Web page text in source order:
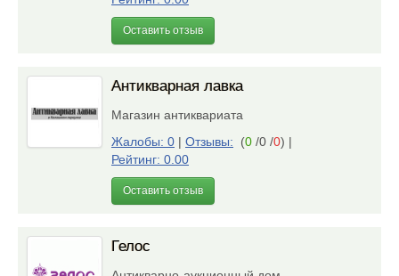
Оставить отзыв
Антикварная лавка
Магазин антиквариата
Жалобы: 0 | Отзывы: (0 /0 /0) |
Рейтинг: 0.00
Оставить отзыв
Гелос